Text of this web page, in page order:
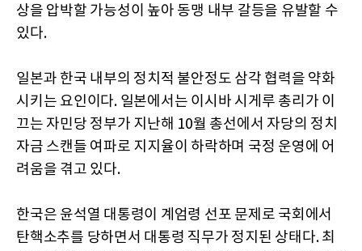
상을 압박할 가능성이 높아 동맹 내부 갈등을 유발할 수
있다.
일본과 한국 내부의 정치적 불안정도 삼각 협력을 약화
시키는 요인이다. 일본에서는 이시바 시게루 총리가 이
끄는 자민당 정부가 지난해 10월 총선에서 자당의 정치
자금 스캔들 여파로 지지율이 하락하며 국정 운영에 어
려움을 겪고 있다.
한국은 윤석열 대통령이 계엄령 선포 문제로 국회에서
탄핵소추를 당하면서 대통령 직무가 정지된 상태다. 최